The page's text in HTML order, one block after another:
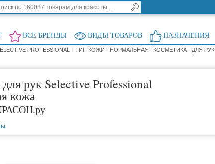
ВСЕ БРЕНДЫ ВИДЫ ТОВАРОВ НАЗНАЧЕНИЯ
PROFESSIONAL ТИП КОЖИ - НОРМАЛЬНАЯ КОСМЕТИКА - ДЛЯ РУК
рук Selective Professional
кожа